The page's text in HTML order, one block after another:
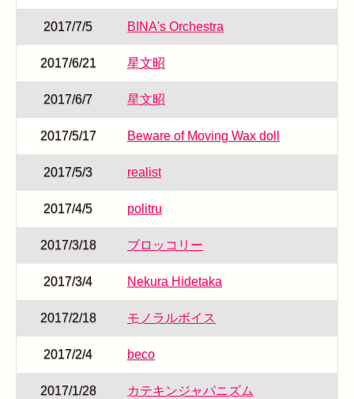
2017/7/5 BINA's Orchestra
2017/6/21 星文昭
2017/6/7 星文昭
2017/5/17 Beware of Moving Wax doll
2017/5/3 realist
2017/4/5 politru
2017/3/18 ブロッコリー
2017/3/4 Nekura Hidetaka
2017/2/18 モノラルボイス
2017/2/4 beco
2017/1/28 カテキンジャパニズム